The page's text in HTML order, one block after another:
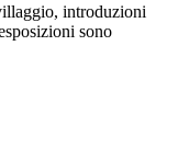
introduzioni
sono